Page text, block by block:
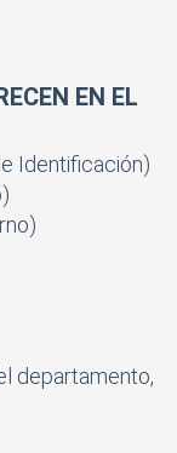
EN EL
Identificación)
departamento,